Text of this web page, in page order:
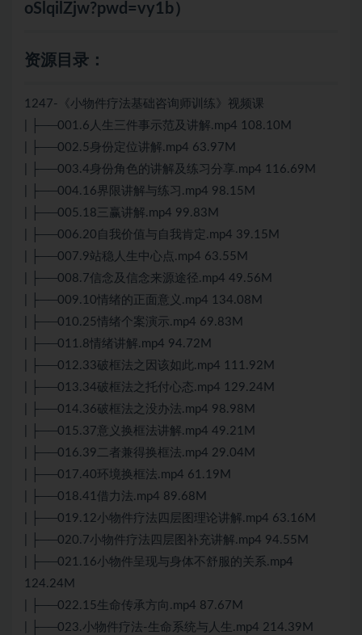
oSlqilZjw?pwd=vy1b）
资源目录：
1247-《小物件疗法基础咨询师训练》视频课
| ├──001.6人生三件事示范及讲解.mp4 108.10M
| ├──002.5身份定位讲解.mp4 63.97M
| ├──003.4身份角色的讲解及练习分享.mp4 116.69M
| ├──004.16界限讲解与练习.mp4 98.15M
| ├──005.18三赢讲解.mp4 99.83M
| ├──006.20自我价值与自我肯定.mp4 39.15M
| ├──007.9站稳人生中心点.mp4 63.55M
| ├──008.7信念及信念来源途径.mp4 49.56M
| ├──009.10情绪的正面意义.mp4 134.08M
| ├──010.25情绪个案演示.mp4 69.83M
| ├──011.8情绪讲解.mp4 94.72M
| ├──012.33破框法之因该如此.mp4 111.92M
| ├──013.34破框法之托付心态.mp4 129.24M
| ├──014.36破框法之没办法.mp4 98.98M
| ├──015.37意义换框法讲解.mp4 49.21M
| ├──016.39二者兼得换框法.mp4 29.04M
| ├──017.40环境换框法.mp4 61.19M
| ├──018.41借力法.mp4 89.68M
| ├──019.12小物件疗法四层图理论讲解.mp4 63.16M
| ├──020.7小物件疗法四层图补充讲解.mp4 94.55M
| ├──021.16小物件呈现与身体不舒服的关系.mp4
124.24M
| ├──022.15生命传承方向.mp4 87.67M
| ├──023.小物件疗法-生命系统与人生.mp4 214.39M